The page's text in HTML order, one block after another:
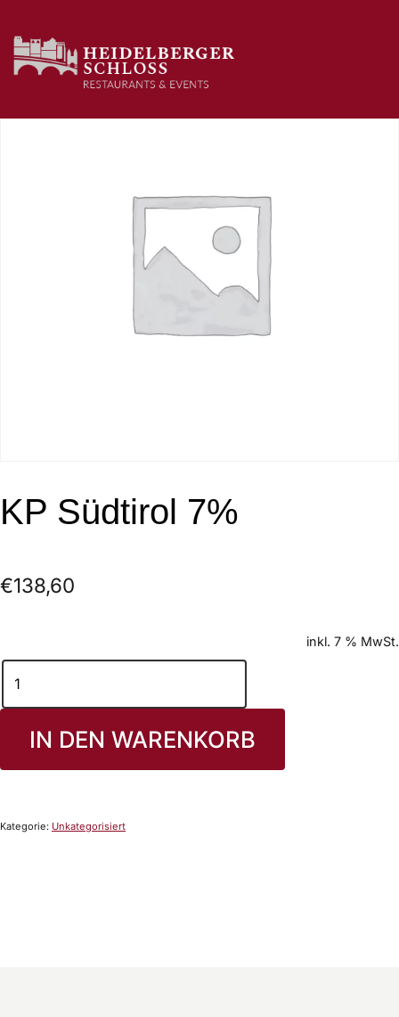
KP Südtirol 7%
€138,60
inkl. 7 % MwSt.
IN DEN WARENKORB
Kategorie: Unkategorisiert